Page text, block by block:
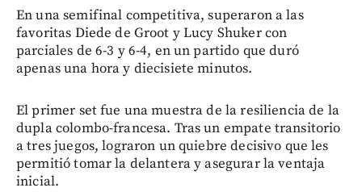
En una semifinal competitiva, superaron a las
favoritas Diede de Groot y Lucy Shuker con
parciales de 6-3 y 6-4, en un partido que duró
apenas una hora y diecisiete minutos.
El primer set fue una muestra de la resiliencia de la
dupla colombo-francesa. Tras un empate transitorio
a tres juegos, lograron un quiebre decisivo que les
permitió tomar la delantera y asegurar la ventaja
inicial.